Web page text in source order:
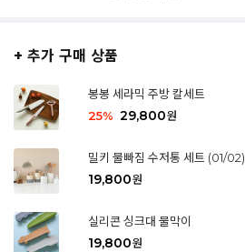
+ 추가 구매 상품
봉봉 세라믹 주방 칼세트
25% 29,800원
밀키 물빠짐 수저통 세트 (01/02)
19,800원
실리콘 싱크대 물막이
19,800원